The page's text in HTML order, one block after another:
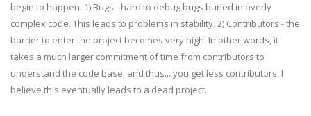
begin to happen. 1) Bugs - hard to debug bugs buried in overly
complex code. This leads to problems in stability. 2) Contributors - the
barrier to enter the project becomes very high. In other words, it
takes a much larger commitment of time from contributors to
understand the code base, and thus... you get less contributors. I
believe this eventually leads to a dead project.